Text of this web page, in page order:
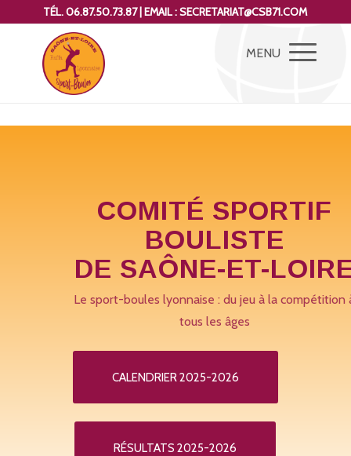
TÉL. 06.87.50.73.87 | EMAIL : SECRETARIAT@CSB71.COM
COMITÉ SPORTIF
BOULISTE
DE SAÔNE-ET-
Le sport-boules lyonnaise : du jeu à la compétition
tous les âges
CALENDRIER 2025-2026
RÉSULTATS 2025-2026